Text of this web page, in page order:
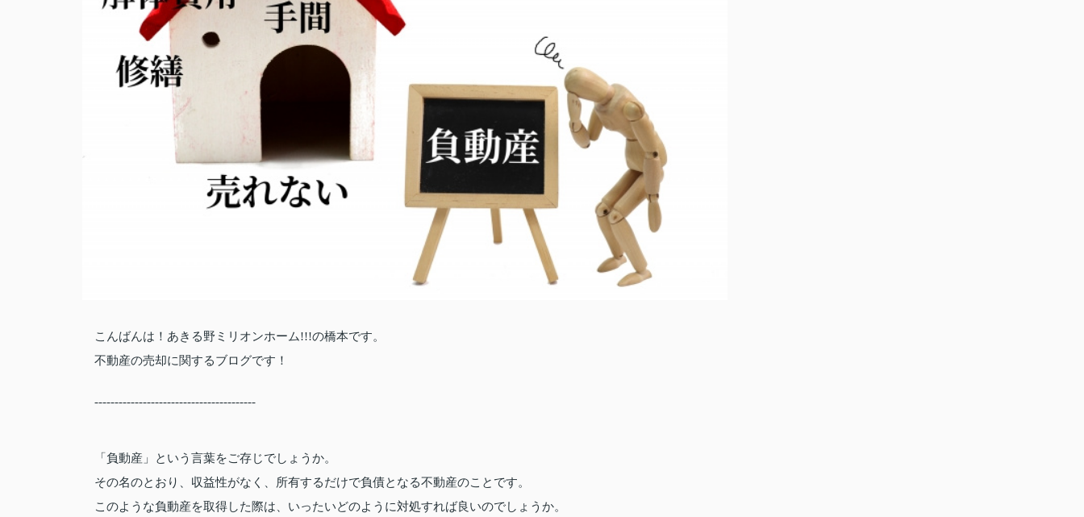
こんばんは！あきる野ミリオンホーム!!!の橋本です。
不動産の売却に関するブログです！
----------------------------------------
「負動産」という言葉をご存じでしょうか。
その名のとおり、収益性がなく、所有するだけで負債となる不動産のことです。
このような負動産を取得した際は、いったいどのように対処すれば良いのでしょうか。